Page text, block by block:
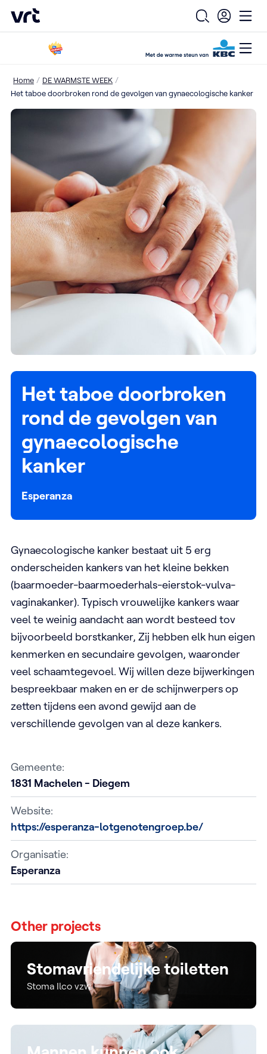
VRT (home)
Open
Home / DE WARMSTE WEEK /
Het taboe doorbroken rond de gevolgen van gynaecologische kanker
Het taboe doorbroken
rond de gevolgen van
gynaecologische
kanker
Esperanza
Gynaecologische kanker bestaat uit 5 erg
onderscheiden kankers van het kleine bekken
(baarmoeder-baarmoederhals-eierstok-vulva-
vaginakanker). Typisch vrouwelijke kankers waar
veel te weinig aandacht aan wordt besteed tov
bijvoorbeeld borstkanker, Zij hebben elk hun eigen
kenmerken en secundaire gevolgen, waaronder
veel schaamtegevoel. Wij willen deze bijwerkingen
bespreekbaar maken en er de schijnwerpers op
zetten tijdens een avond gewijd aan de
verschillende gevolgen van al deze kankers.
Gemeente:
1831 Machelen - Diegem
Website:
https://esperanza-lotgenotengroep.be/
Organisatie:
Esperanza
Other projects
Stomavriendelijke toiletten
Stoma Ilco vzw